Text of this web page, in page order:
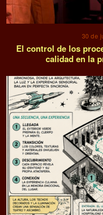
30 de
El control de los
calidad en la